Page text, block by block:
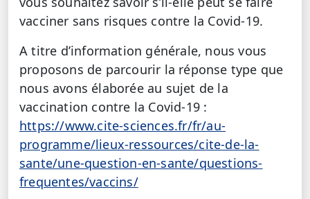
vacciner sans risques contre la Covid-19.
A titre d’information générale, nous vous
proposons de parcourir la réponse type que
nous avons élaborée au sujet de la
vaccination contre la Covid-19 :
https://www.cite-sciences.fr/fr/au-
programme/lieux-ressources/cite-de-la-
sante/une-question-en-sante/questions-
frequentes/vaccins/